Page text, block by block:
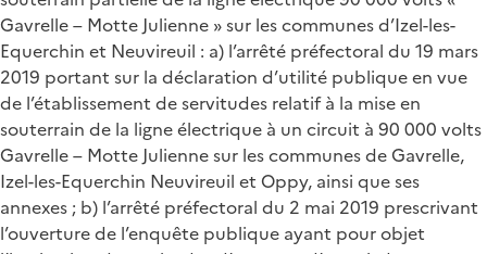
Gavrelle – Motte Julienne » sur les communes d’Izel-les-
Equerchin et Neuvireuil : a) l’arrêté préfectoral du 19 mars
2019 portant sur la déclaration d’utilité publique en vue
de l’établissement de servitudes relatif à la mise en
souterrain de la ligne électrique à un circuit à 90 000 volts
Gavrelle – Motte Julienne sur les communes de Gavrelle,
Izel-les-Equerchin Neuvireuil et Oppy, ainsi que ses
annexes ; b) l’arrêté préfectoral du 2 mai 2019 prescrivant
l’ouverture de l’enquête publique ayant pour objet